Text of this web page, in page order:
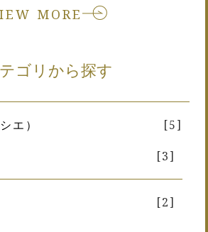
MORE
ゴリから探す
エ）
[5]
[3]
[2]